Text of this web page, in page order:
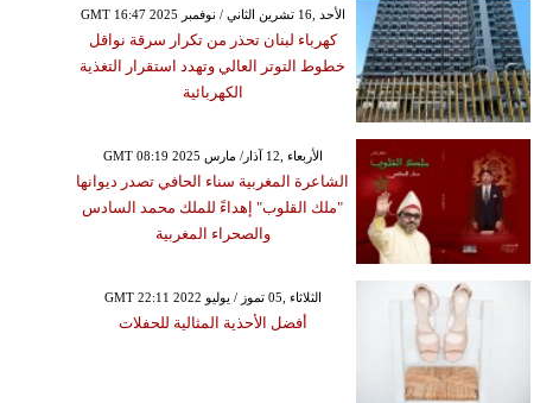
GMT 16:47 2025 الأحد ,16 تشرين الثاني / نوفمبر
كهرباء لبنان تحذر من تكرار سرقة نواقل
خطوط التوتر العالي وتهدد استقرار التغذية
الكهربائية
GMT 08:19 2025 الأربعاء ,12 آذار/ مارس
الشاعرة المغربية سناء الحافي تصدر ديوانها
"ملك القلوب" إهداءً للملك محمد السادس
والصحراء المغربية
GMT 22:11 2022 الثلاثاء ,05 تموز / يوليو
أفضل الأحذية المثالية للحفلات